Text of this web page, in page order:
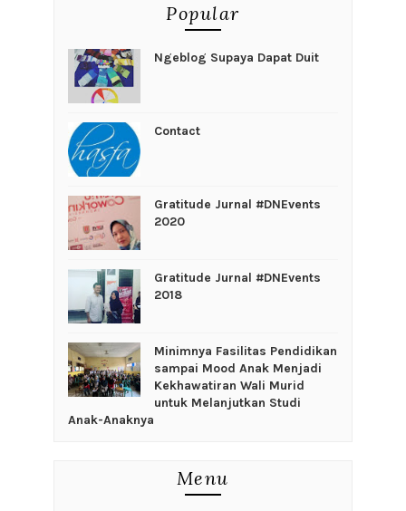
Popular
Ngeblog Supaya Dapat Duit
Contact
Gratitude Jurnal #DNEvents
2020
Gratitude Jurnal #DNEvents
2018
‎Minimnya Fasilitas Pendidikan
sampai Mood Anak Menjadi
Kekhawatiran Wali Murid
untuk Melanjutkan Studi
Anak-Anaknya
Menu